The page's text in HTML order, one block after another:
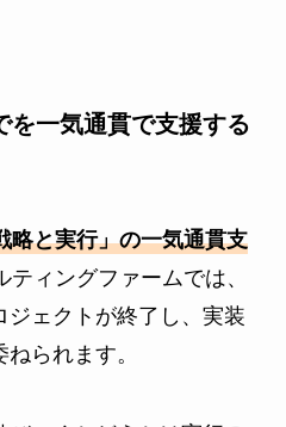
を一気通貫で支援する
略と実行」の一気通貫支
ィングファームでは、
ェクトが終了し、実装
られます。